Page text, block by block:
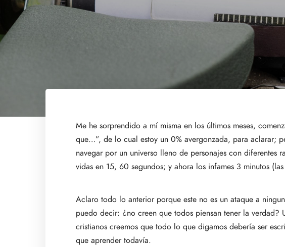
Me he sorprendido a mí misma en los últimos meses,
que…”, de lo cual estoy un 0% avergonzada, para aclarar;
navegar por un universo lleno de personajes con diferentes
vidas en 15, 60 segundos; y ahora los infames 3 minutos
Aclaro todo lo anterior porque este no es un ataque a
puedo decir: ¿no creen que todos piensan tener la
cristianos creemos que todo lo que digamos debería ser
que aprender todavía.